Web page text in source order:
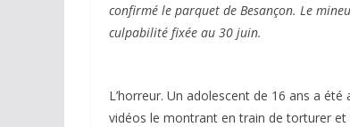
confirmé le parquet de Besançon. Le
culpabilité fixée au 30 juin.
L’horreur. Un adolescent de 16 ans a
vidéos le montrant en train de torturer